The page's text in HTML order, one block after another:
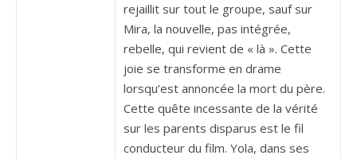
rejaillit sur tout le groupe, sauf sur
Mira, la nouvelle, pas intégrée,
rebelle, qui revient de « là ». Cette
joie se transforme en drame
lorsqu’est annoncée la mort du père.
Cette quête incessante de la vérité
sur les parents disparus est le fil
conducteur du film. Yola, dans ses